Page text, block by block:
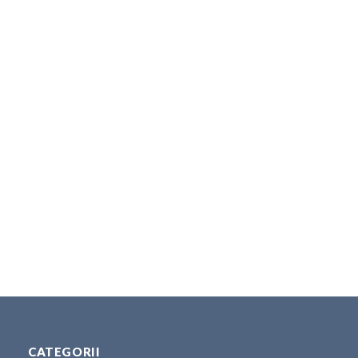
CATEGORII